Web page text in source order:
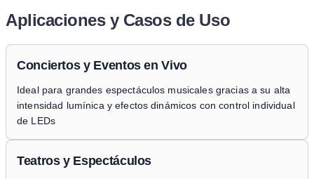
Aplicaciones y Casos de Uso
Conciertos y Eventos en Vivo
Ideal para grandes espectáculos musicales gracias a su alta
intensidad lumínica y efectos dinámicos con control individual
de LEDs
Teatros y Espectáculos